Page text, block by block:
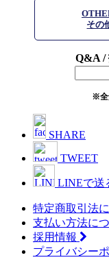
その
Q&A /
※全
SHARE
TWEET
LINEで送
特定商取引法
支払い方法に
採用情報
プライバシー